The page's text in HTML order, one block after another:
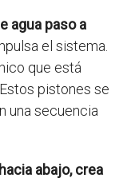
agua paso a
el sistema.
que está
pistones se
una secuencia
abajo, crea